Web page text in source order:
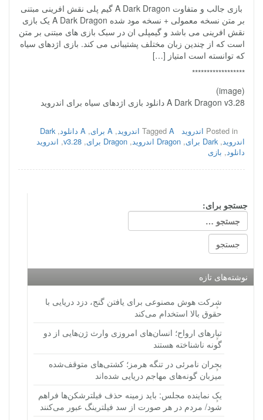
بازی جالب و متفاوت A Dark Dragon گیم پلی نقش افرینی مبتنی
بر متن نسخه معمولی + نسخه مود شده A Dark Dragon یک بازی
نقش افرینی می باشد و گیمپلی ان در سبک بازی های مبتنی بر متن
است که از چندین زبان مختلف پشتیبانی می کند. بازی اژدهای سیاه
که توانسته است امتیاز […]
******************
(image)
A Dark Dragon v3.28 دانلود بازی اژدهای سیاه برای اندروید
Posted in اندروید Tagged A اندروید , A برای , A دانلود ,
Dark
اندروید,Dark برای , Dragon اندروید , Dragon برای ,
v3.28
, اندروید
دانلود, بازی
جستجو برای:
نوشته‌های تازه
شرکت هوش مصنوعی برای یافتن گنج، دزد دریایی با
حقوق بالا استخدام می‌کند
تبارهای ارواح؛ انسان‌های امروزی وارث ژن‌هایی از دو
گونه ناشناخته هستند
بحران نامرئی در تنگه هرمز؛ کشتی‌های متوقف‌شده
میزبان گونه‌های مهاجم دریایی شده‌اند
یک نماینده مجلس: باید زمینه حذف فیلترشکن‌ها فراهم
شود/ مردم در هر صورت از سد فیلترینگ عبور می‌کنند